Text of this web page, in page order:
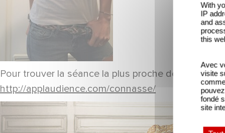
Pour trouver la séance la plus proche de chez
http://applaudience.com/connasse/
With
IP
and
this
Avec
visite
fondé
site